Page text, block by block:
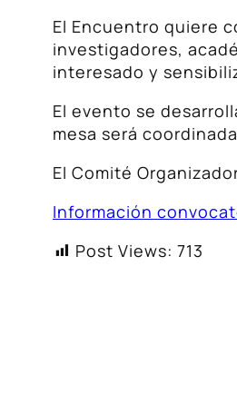
El Encuentro quiere
investigadores,
interesado y
El evento se
mesa será
El Comité
Información
Post Views: 713